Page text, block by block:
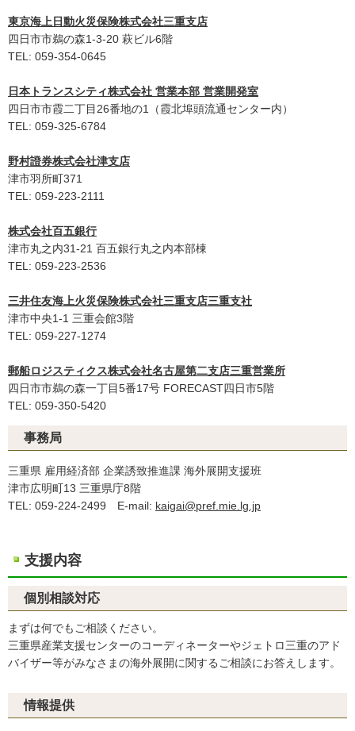
東京海上日動火災保険株式会社三重支店
四日市市鵜の森1-3-20 萩ビル6階
TEL: 059-354-0645
日本トランスシティ株式会社 営業本部 営業開発室
四日市市霞二丁目26番地の1（霞北埠頭流通センター内）
TEL: 059-325-6784
野村證券株式会社津支店
津市羽所町371
TEL: 059-223-2111
株式会社百五銀行
津市丸之内31-21 百五銀行丸之内本部棟
TEL: 059-223-2536
三井住友海上火災保険株式会社三重支店三重支社
津市中央1-1 三重会館3階
TEL: 059-227-1274
郵船ロジスティクス株式会社名古屋第二支店三重営業所
四日市市鵜の森一丁目5番17号 FORECAST四日市5階
TEL: 059-350-5420
事務局
三重県 雇用経済部 企業誘致推進課 海外展開支援班
津市広明町13 三重県庁8階
TEL: 059-224-2499 E-mail: kaigai@pref.mie.lg.jp
支援内容
個別相談対応
まずは何でもご相談ください。
三重県産業支援センターのコーディネーターやジェトロ三重のアド
バイザー等がみなさまの海外展開に関するご相談にお答えします。
情報提供